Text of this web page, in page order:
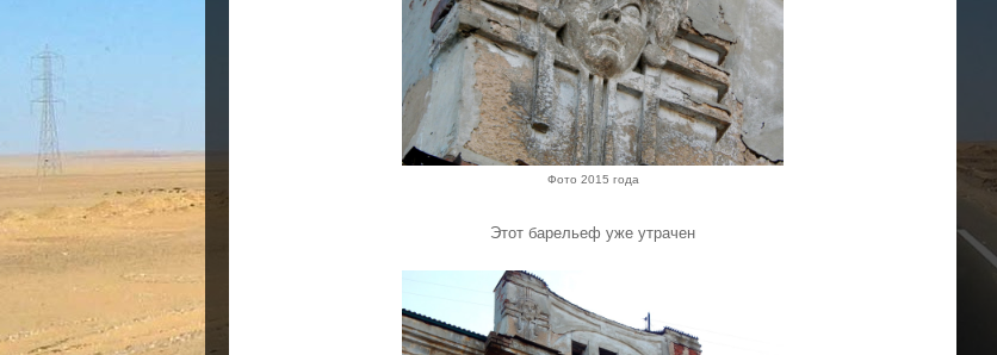
Фото 2015 года
Этот барельеф уже утрачен